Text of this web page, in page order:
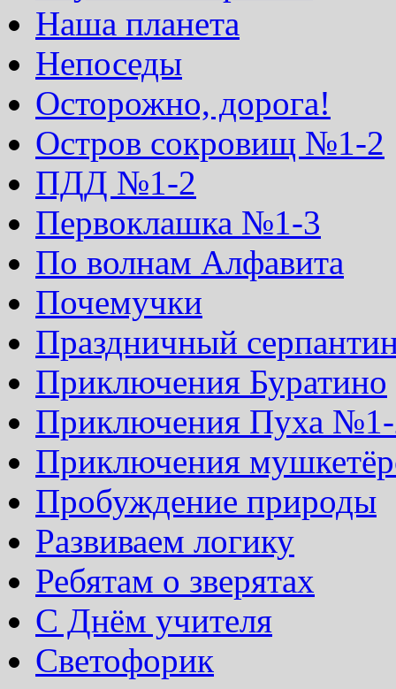
Наша планета
Непоседы
Осторожно, дорога!
Остров сокровищ №1-2
ПДД №1-2
Первоклашка №1-3
По волнам Алфавита
Почемучки
Праздничный
Приключения Буратино
Приключения Пуха
Приключения
Пробуждение природы
Развиваем логику
Ребятам о зверятах
С Днём учителя
Светофорик